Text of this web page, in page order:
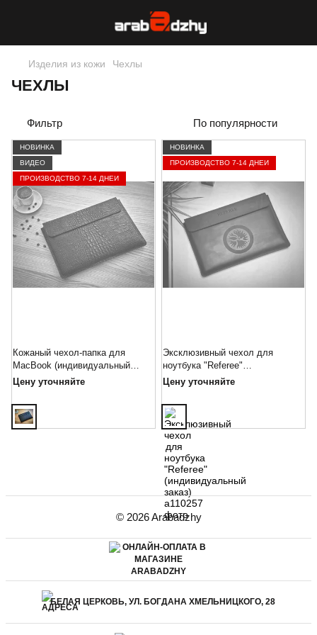
Изделия из кожи Чехлы
ЧЕХЛЫ
Фильтр По популярности
НОВИНКА
ВИДЕО
ПРОИЗВОДСТВО 7-14 ДНЕЙ
Кожаный чехол-папка для
MacBook (индивидуальный
заказ)
Цену уточняйте
НОВИНКА
ПРОИЗВОДСТВО 7-14 ДНЕЙ
Эксклюзивный чехол для
ноутбука "Referee"
(индивидуальный заказ)
Цену уточняйте
© 2026 Arabadzhy
БЕЛАЯ ЦЕРКОВЬ, УЛ. БОГДАНА ХМЕЛЬНИЦКОГО, 28